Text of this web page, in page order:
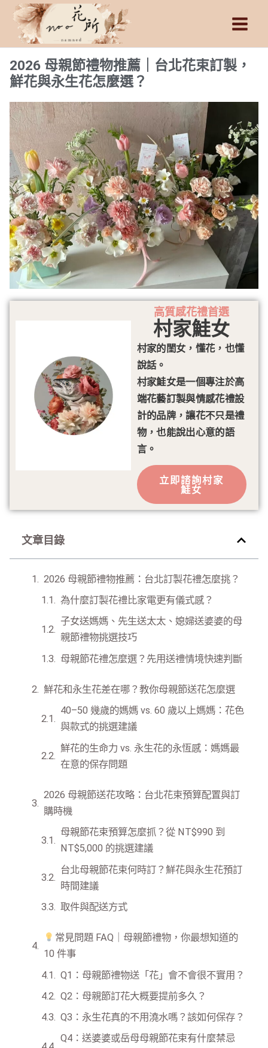
Main
2026 母親節禮物推薦｜台北花束訂製，
鮮花與永生花怎麼選？
高質感花禮首選
村家鮭女
村家的閨女，懂花，也懂
說話。
村家鮭女是一個專注於高
端花藝訂製與情感花禮設
計的品牌，讓花不只是禮
物，也能說出心意的語
言。
立即諮詢村家
鮭女
文章目錄
2026 母親節禮物推薦：台北訂製花禮怎麼挑？
為什麼訂製花禮比家電更有儀式感？
子女送媽媽、先生送太太、媳婦送婆婆的母
親節禮物挑選技巧
母親節花禮怎麼選？先用送禮情境快速判斷
鮮花和永生花差在哪？教你母親節送花怎麼選
40–50 幾歲的媽媽 vs. 60 歲以上媽媽：花色
與款式的挑選建議
鮮花的生命力 vs. 永生花的永恆感：媽媽最
在意的保存問題
2026 母親節送花攻略：台北花束預算配置與訂
購時機
母親節花束預算怎麼抓？從 NT$990 到
NT$5,000 的挑選建議
台北母親節花束何時訂？鮮花與永生花預訂
時間建議
取件與配送方式
常見問題 FAQ｜母親節禮物，你最想知道的
10 件事
Q1：母親節禮物送「花」會不會很不實用？
Q2：母親節訂花大概要提前多久？
Q3：永生花真的不用澆水嗎？該如何保存？
Q4：送婆婆或岳母母親節花束有什麼禁忌